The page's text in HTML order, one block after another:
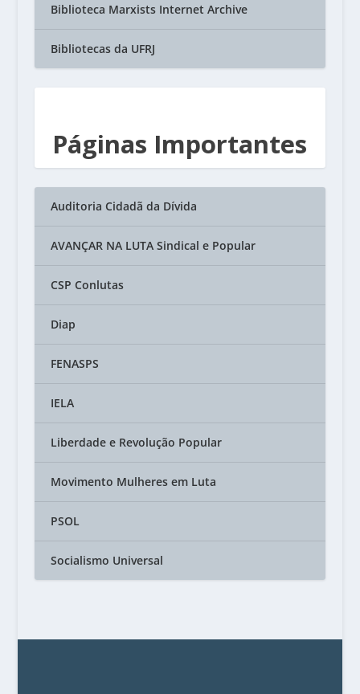
Biblioteca Marxists Internet Archive
Bibliotecas da UFRJ
Páginas Importantes
Auditoria Cidadã da Dívida
AVANÇAR NA LUTA Sindical e Popular
CSP Conlutas
Diap
FENASPS
IELA
Liberdade e Revolução Popular
Movimento Mulheres em Luta
PSOL
Socialismo Universal